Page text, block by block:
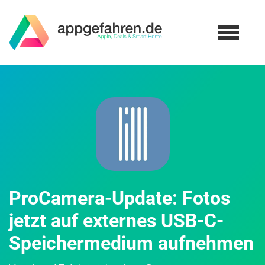
ProCamera-Update: Fotos
jetzt auf externes USB-C-
Speichermedium aufnehmen